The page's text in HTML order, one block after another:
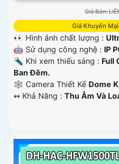
Giá Bán:
Giá Khuyến
👀 Hình ảnh chất lượng :
🤖️ Sử dụng công nghệ : IP
🔦 Khi xem thiếu sáng : Full
Ban Ðêm.
🕸️ Camera Thiết Kế Dome
️↭ Khả Năng : Thu Âm Và